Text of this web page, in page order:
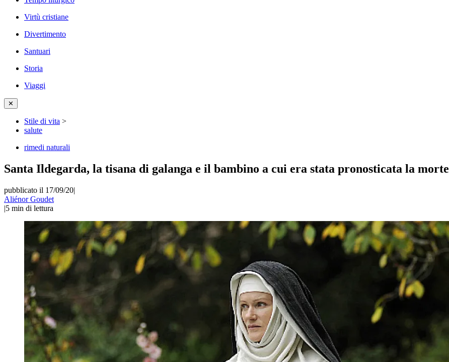
Virtù cristiane
Divertimento
Santuari
Storia
Viaggi
✕
Stile di vita >
salute
rimedi naturali
Santa Ildegarda, la tisana di galanga e il bambino a cui era stata pronosticata la morte
pubblicato il 17/09/20|
Aliénor Goudet
|5 min di lettura